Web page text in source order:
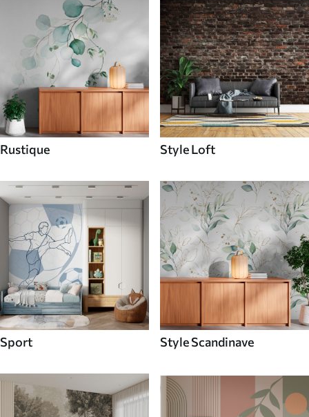
Rustique Style Loft
Sport Style Scandinave